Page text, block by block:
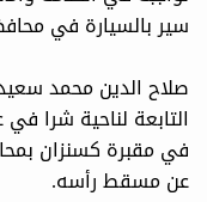
سير بالسيارة في
التابعة لناحية شرا
في مقبرة كسنزان
عن مسقط رأسه.